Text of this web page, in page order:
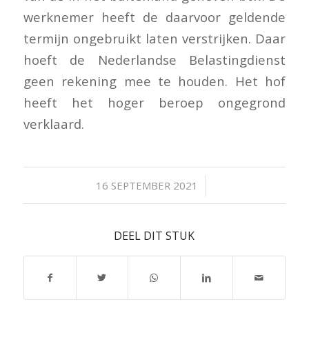
werknemer heeft de daarvoor geldende
termijn ongebruikt laten verstrijken. Daar
hoeft de Nederlandse Belastingdienst
geen rekening mee te houden. Het hof
heeft het hoger beroep ongegrond
verklaard.
16 SEPTEMBER 2021
/
DEEL DIT STUK